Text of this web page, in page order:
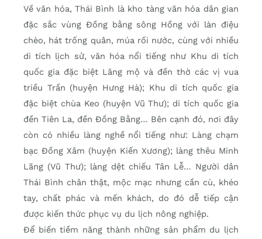
Về văn hóa, Thái Bình là kho tàng văn hóa dân gian
đặc sắc vùng Đồng bằng sông Hồng với làn điệu
chèo, hát trống quân, múa rối nước, cùng với nhiều
di tích lịch sử, văn hóa nổi tiếng như Khu di tích
quốc gia đặc biệt Lăng mộ và đền thờ các vị vua
triều Trần (huyện Hưng Hà); Khu di tích quốc gia
đặc biệt chùa Keo (huyện Vũ Thư); di tích quốc gia
đền Tiên La, đền Đồng Bằng… Bên cạnh đó, nơi đây
còn có nhiều làng nghề nổi tiếng như: Làng chạm
bạc Đồng Xâm (huyện Kiến Xương); làng thêu Minh
Lãng (Vũ Thư); làng dệt chiếu Tân Lễ… Người dân
Thái Bình chân thật, mộc mạc nhưng cần cù, khéo
tay, chất phác và mến khách, do đó dễ tiếp cận
được kiến thức phục vụ du lịch nông nghiệp.
Để biến tiềm năng thành những sản phẩm du lịch